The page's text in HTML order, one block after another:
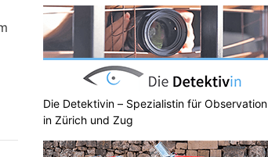
Die Detektivin – Spezialistin für Observation
in Zürich und Zug